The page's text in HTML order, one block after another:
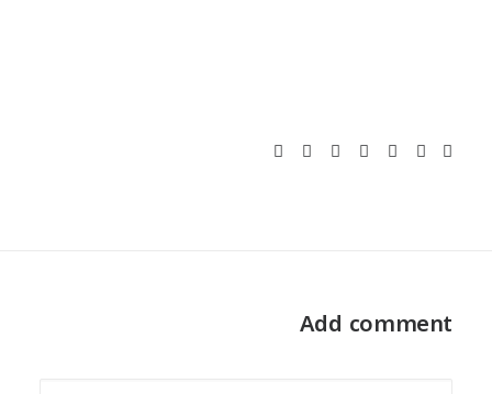
Add comment